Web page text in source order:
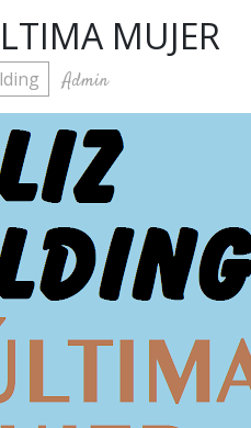
MUJER
Admin